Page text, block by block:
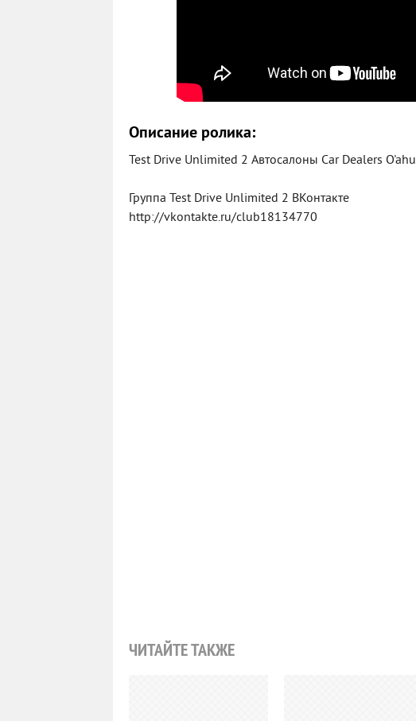
Описание ролика:
Test Drive Unlimited 2 Автосалоны Car Dealers O'ahu
Группа Test Drive Unlimited 2 ВКонтакте
http://vkontakte.ru/club18134770
ЧИТАЙТЕ ТАКЖЕ